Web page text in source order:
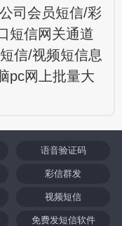
司会员短信/彩
短信网关通道
信/视频短信息
pc网上批量大
语音验证码
彩信群发
视频短信
免费发短信软件